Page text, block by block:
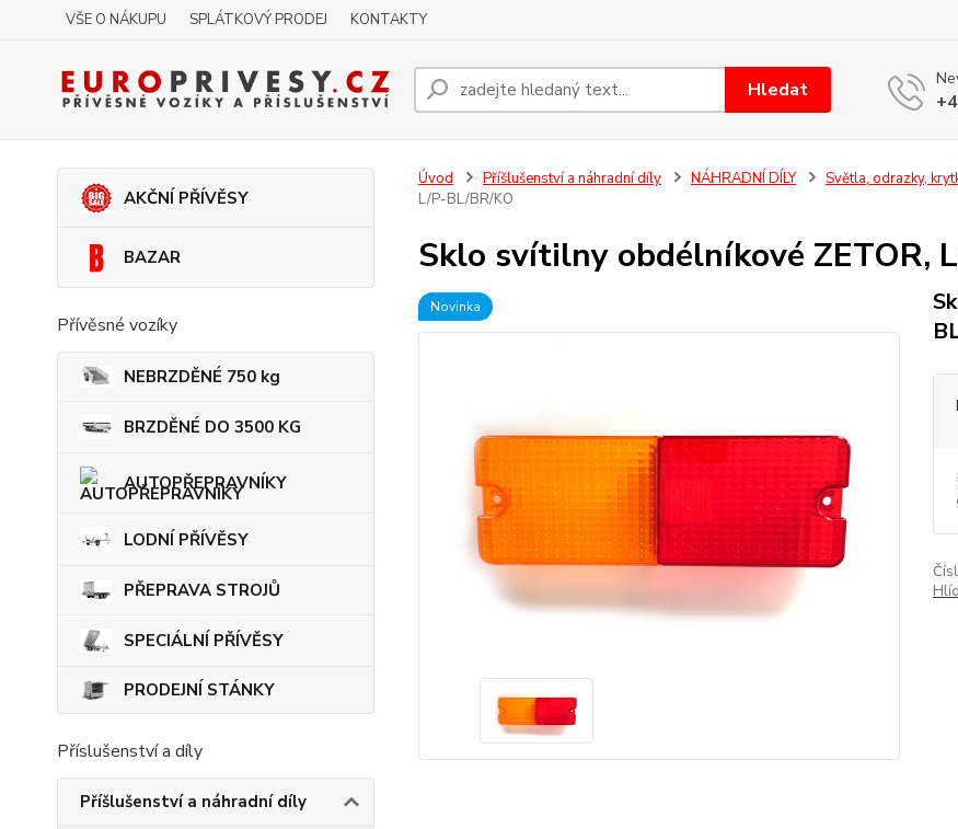
VŠE O NÁKUPU SPLÁTKOVÝ PRODEJ KONTAKTY
Hledat
AKČNÍ PŘÍVĚSY
BAZAR
Přívěsné vozíky
NEBRZDĚNÉ 750 kg
BRZDĚNÉ DO 3500 KG
AUTOPŘEPRAVNÍKY
LODNÍ PŘÍVĚSY
PŘEPRAVA STROJŮ
SPECIÁLNÍ PŘÍVĚSY
PRODEJNÍ STÁNKY
Příslušenství a díly
Příšlušenství a náhradní díly
Úvod Příšlušenství a náhradní díly NÁHRADNÍ DÍLY Světla, odrazky,
L/P-BL/BR/KO
Sklo svítilny obdélníkové ZETOR,
Novinka